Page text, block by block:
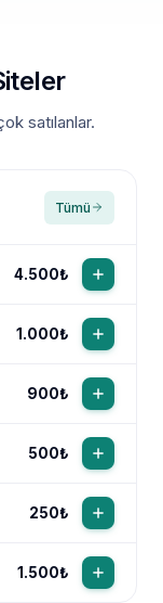
satılanlar.
Tümü
4.500₺
1.000₺
900₺
500₺
250₺
1.500₺